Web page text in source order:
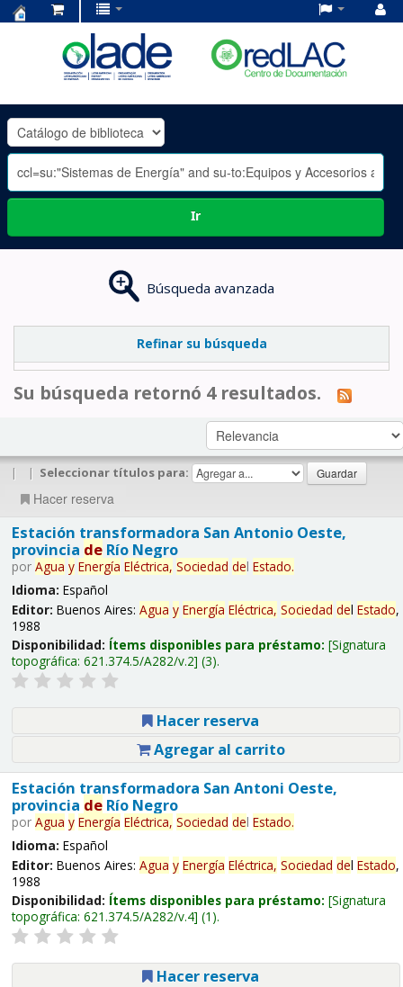
OLADE
-
Ir
Búsqueda avanzada
Refinar su búsqueda
Su búsqueda retornó 4 resultados.
| | Seleccionar títulos para:
Hacer reserva
Estación transformadora San Antonio Oeste,
provincia deRío Negro
por Agua y Energía Eléctrica, Sociedad del Estado.
Idioma: Español
Editor: Buenos Aires: Agua y Energía Eléctrica, Sociedad del Estado,
1988
Disponibilidad: Ítems disponibles para préstamo: Signatura
topográfica: 621.374.5/A282/v.2 (3).
Hacer reserva
Agregar al carrito
Estación transformadora San Antoni Oeste,
provincia deRío Negro
por Agua y Energía Eléctrica, Sociedad del Estado.
Idioma: Español
Editor: Buenos Aires: Agua y Energía Eléctrica, Sociedad del Estado,
1988
Disponibilidad: Ítems disponibles para préstamo: Signatura
topográfica: 621.374.5/A282/v.4 (1).
Hacer reserva